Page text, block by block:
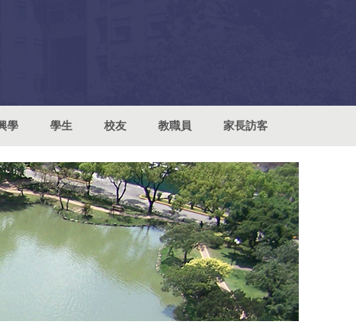
學 學生 校友 教職員 家長訪客